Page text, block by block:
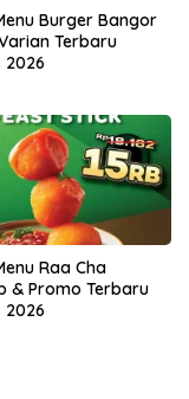
Burger Bangor
Terbaru
2026
Raa Cha
& Promo Terbaru
2026